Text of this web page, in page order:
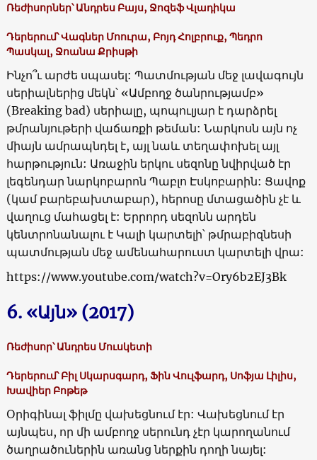
Ռեժիսորներ՝ Անդրես Բայս, Ջոզեֆ Վլադիկա
Դերերում՝ Վագներ Մոուրա, Բոյդ Հոլբրուք, Պեդրո
Պասկալ, Ջոանա Քրիսթի
Ինչո՞ւ արժե սպասել: Պատմության մեջ լավագույն
սերիալներից մեկն՝ «Ամբողջ ծանրությամբ»
(Breaking bad) սերիալը, պոպուլյար է դարձրել
թմրանյութերի վաճառքի թեման: Նարկոսն այն ոչ
միայն ամրապնդել է, այլ նաև տեղափոխել այլ
հարթություն: Առաջին երկու սեզոնը նվիրված էր
լեգենդար նարկոբարոն Պաբլո Էսկոբարին: Ցավոք
(կամ բարեբախտաբար), հերոսը մտացածին չէ և
վաղուց մահացել է: Երրորդ սեզոնն արդեն
կենտրոնանալու է Կալի կարտելի՝ թմրաբիզնեսի
պատմության մեջ ամենահարուստ կարտելի վրա:
https://www.youtube.com/watch?v=Ory6b2EJ3Bk
6. «Այն» (2017)
Ռեժիսոր՝ Անդրես Մուսկետի
Դերերում՝ Բիլ Սկարսգարդ, Ֆին Վուլֆարդ, Սոֆյա Լիլիս,
Խավիեր Բոթեթ
Օրիգինալ ֆիլմը վախեցնում էր: Վախեցնում էր
այնպես, որ մի ամբողջ սերունդ չէր կարողանում
ծաղրածուներին առանց ներքին դողի նայել: